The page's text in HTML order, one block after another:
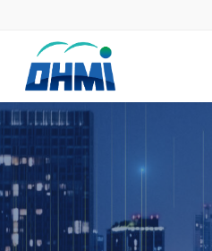
へ
ス
キ
ッ
プ
ョ
ン
に
移
動